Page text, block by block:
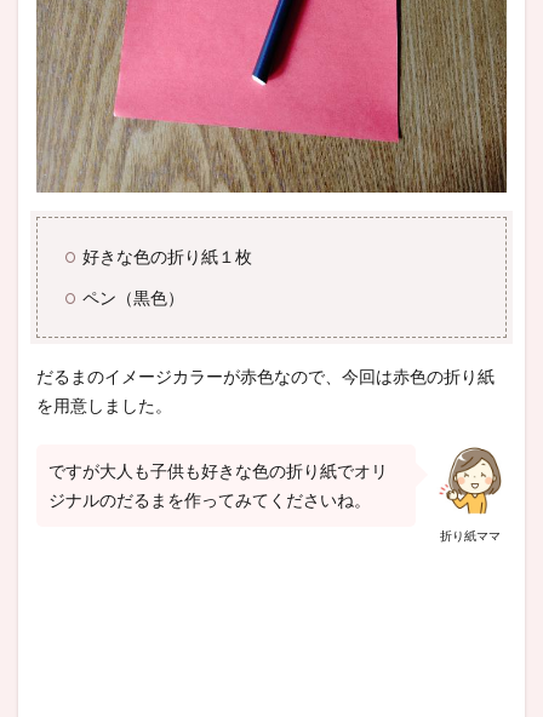
好きな色の折り紙１枚
ペン（黒色）
だるまのイメージカラーが赤色なので、今回は赤色の折り紙
を用意しました。
折り紙ママ
ですが大人も子供も好きな色の折り紙でオリ
ジナルのだるまを作ってみてくださいね。